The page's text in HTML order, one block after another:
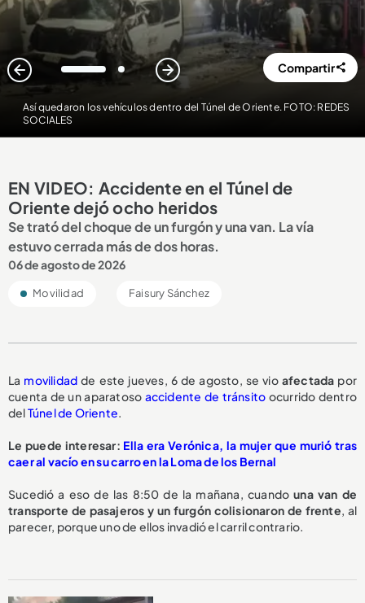
Así quedaron los vehículos dentro del Túnel de Oriente. FOTO: REDES
SOCIALES
1 2 Compartir
EN VIDEO: Accidente en el Túnel de
Oriente dejó ocho heridos
Se trató del choque de un furgón y una van. La vía
estuvo cerrada más de dos horas.
06 de agosto de 2026
Movilidad Faisury Sánchez
La movilidad de este jueves, 6 de agosto, se vioafectada por
cuenta de un aparatoso accidente de tránsito ocurrido dentro
delTúnel de Oriente.
Le puede interesar: Ella era Verónica, la mujer que murió tras
caer al vacío en su carro en la Loma de los Bernal
Sucedió a eso de las 8:50 de la mañana, cuandouna van de
transporte de pasajeros y un furgón colisionaron de frente, al
parecer, porque uno de ellos invadió el carril contrario.